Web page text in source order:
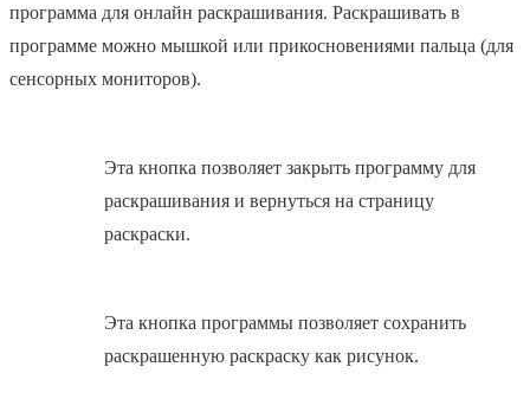
программа для онлайн раскрашивания. Раскрашивать в
программе можно мышкой или прикосновениями пальца (для
сенсорных мониторов).
Эта кнопка позволяет закрыть программу для
раскрашивания и вернуться на страницу
раскраски.
Эта кнопка программы позволяет сохранить
раскрашенную раскраску как рисунок.